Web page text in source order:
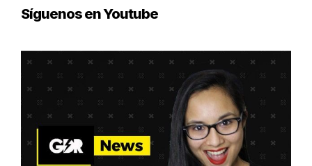
Síguenos en Youtube